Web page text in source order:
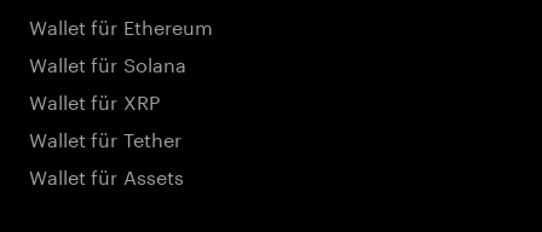
Wallet für Ethereum
Wallet für Solana
Wallet für XRP
Wallet für Tether
Wallet für Assets